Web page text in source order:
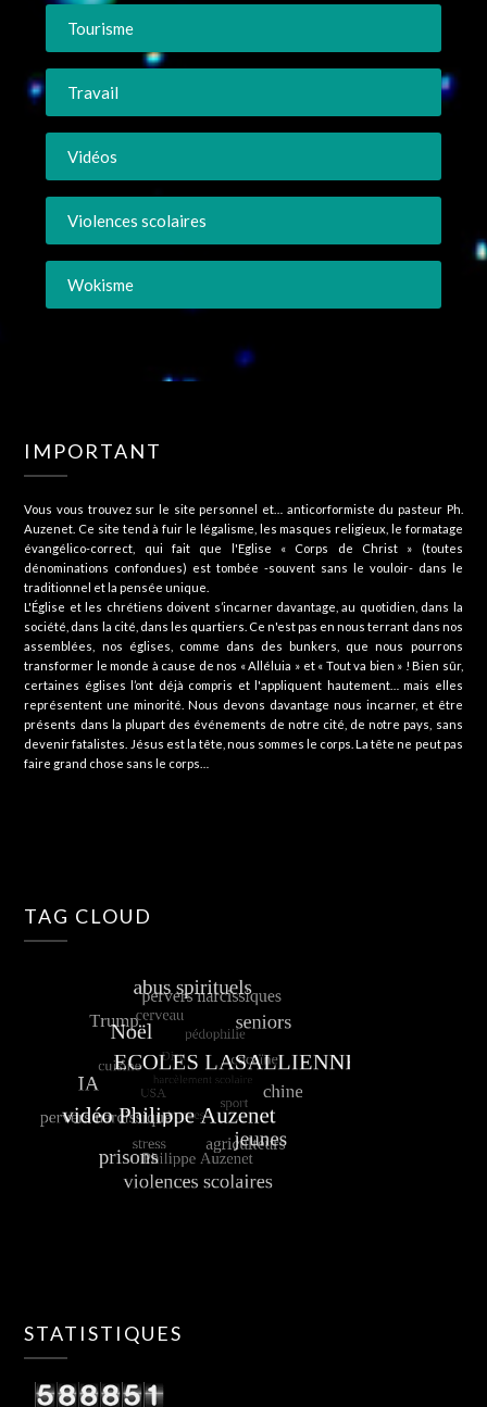
Tourisme
Travail
Vidéos
Violences scolaires
Wokisme
IMPORTANT
Vous vous trouvez sur le site personnel et… anticorformiste du pasteur Ph.
Auzenet. Ce site tend à fuir le légalisme, les masques religieux, le formatage
évangélico-correct, qui fait que l'Eglise « Corps de Christ » (toutes
dénominations confondues) est tombée -souvent sans le vouloir- dans le
traditionnel et la pensée unique.
L'Église et les chrétiens doivent s’incarner davantage, au quotidien, dans la
société, dans la cité, dans les quartiers. Ce n'est pas en nous terrant dans nos
assemblées, nos églises, comme dans des bunkers, que nous pourrons
transformer le monde à cause de nos « Alléluia » et « Tout va bien » ! Bien sûr,
certaines églises l’ont déjà compris et l'appliquent hautement… mais elles
représentent une minorité. Nous devons davantage nous incarner, et être
présents dans la plupart des événements de notre cité, de notre pays, sans
devenir fatalistes. Jésus est la tête, nous sommes le corps. La tête ne peut pas
faire grand chose sans le corps…
TAG CLOUD
STATISTIQUES